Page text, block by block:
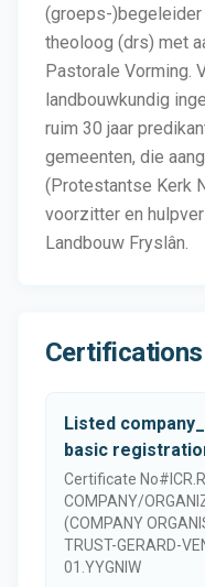
(groeps-
theoloog (drs) met
Pastorale Vorming.
landbouwkundig
ruim 30 jaar
gemeenten, die
(Protestantse Kerk
voorzitter en
Landbouw Fryslân.
Certifications
Listed
basic
Certificate No#
COMPANY/
(COMPANY
TRUST-GERARD-
01.YYGNIW